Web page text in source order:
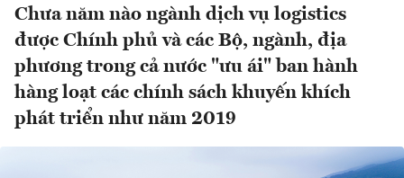
Chưa năm nào ngành dịch vụ logistics
được Chính phủ và các Bộ, ngành, địa
phương trong cả nước "ưu ái" ban hành
hàng loạt các chính sách khuyến khích
phát triển như năm 2019